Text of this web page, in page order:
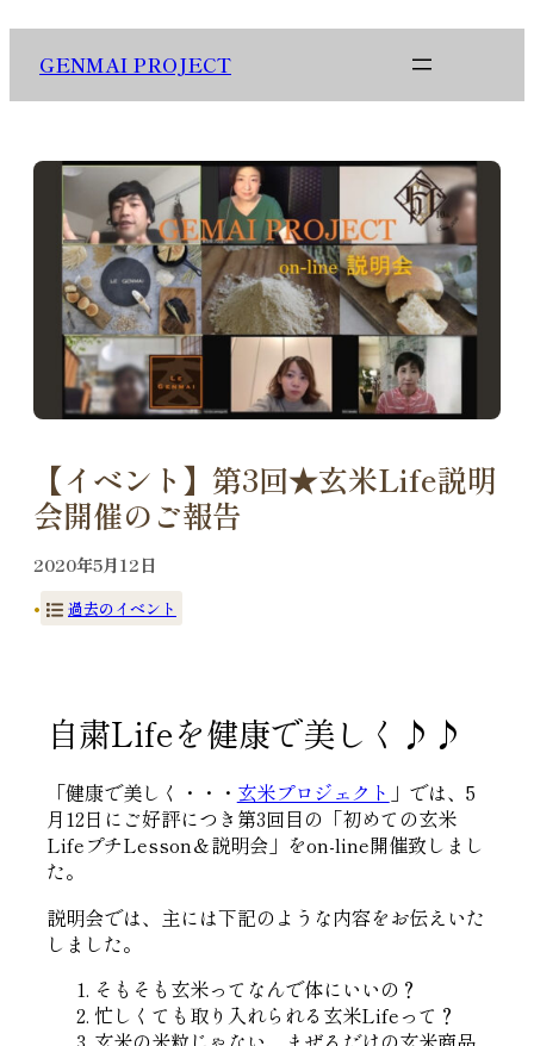
ス
GENMAI PROJECT
【イベント】第3回★玄米Life説明
会開催のご報告
2020年5月12日
•
過去のイベント
自粛Lifeを健康で美しく♪♪
「健康で美しく・・・ 玄米プロジェクト 」では、5
月12日にご好評につき第3回目の「初めての玄米
LifeプチLesson＆説明会」をon-line開催致しまし
た。
説明会では、主には下記のような内容をお伝えいた
しました。
そもそも玄米ってなんで体にいいの？
忙しくても取り入れられる玄米Lifeって？